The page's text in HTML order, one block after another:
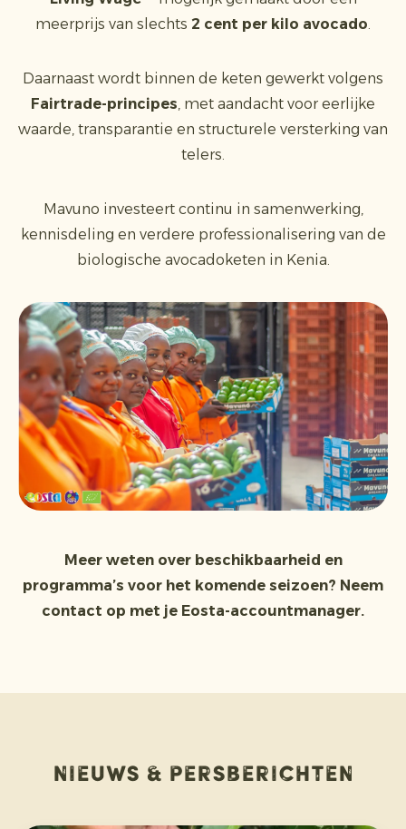
meerprijs van slechts 2 cent per kilo avocado.
Daarnaast wordt binnen de keten gewerkt volgens
Fairtrade-principes, met aandacht voor eerlijke
waarde, transparantie en structurele versterking van
telers.
Mavuno investeert continu in samenwerking,
kennisdeling en verdere professionalisering van de
biologische avocadoketen in Kenia.
Meer weten over beschikbaarheid en
programma’s voor het komende seizoen? Neem
contact op met je Eosta-accountmanager.
Nieuws & persberichten